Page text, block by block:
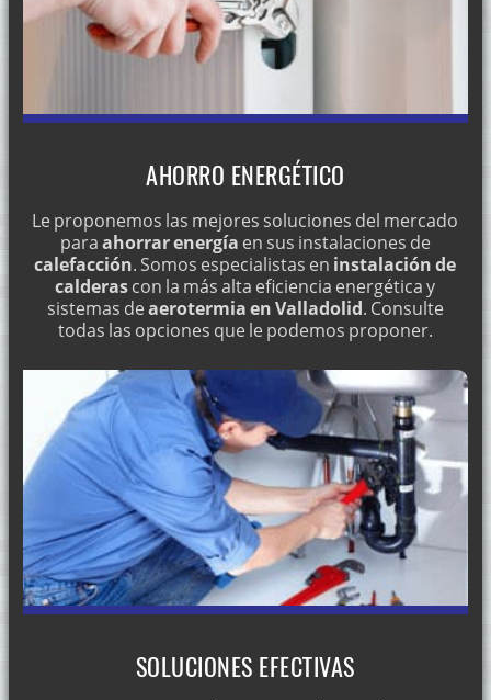
AHORRO ENERGÉTICO
Le proponemos las mejores soluciones del mercado
paraahorrar energía en sus instalaciones de
calefacción. Somos especialistas en instalación de
calderascon la más alta eficiencia energética y
sistemas deaerotermia en Valladolid. Consulte
todas las opciones que le podemos proponer.
SOLUCIONES EFECTIVAS